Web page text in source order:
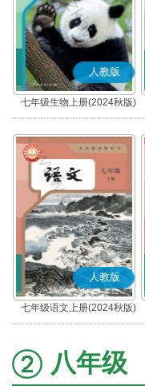
人教版
七年级生物上册(2024秋版)
人教版
七年级语文上册(2024秋版)
(部编版)
八年级